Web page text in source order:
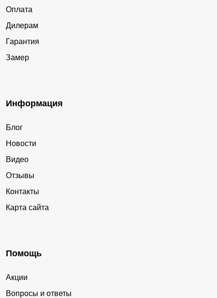
Оплата
Дилерам
Гарантия
Замер
Информация
Блог
Новости
Видео
Отзывы
Контакты
Карта сайта
Помощь
Акции
Вопросы и ответы